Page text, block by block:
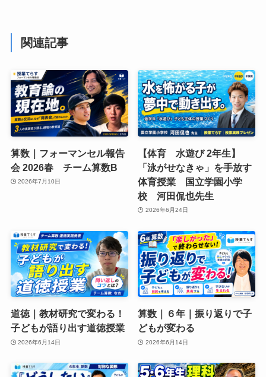
関連記事
算数｜フォーマンセル報告
会 2026春 チーム算数B
2026年7月10日
【体育 水遊び 2年生】
「泳がせなきゃ」を手放す
体育授業 国立学園小学
校 河田侃也先生
2026年6月24日
道徳｜教材研究で変わる！
子どもが語り出す道徳授業
2026年6月14日
算数｜６年｜振り返りで子
どもが変わる
2026年6月14日